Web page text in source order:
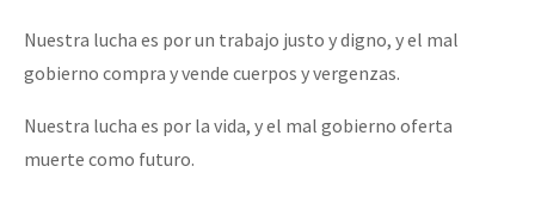
Nuestra lucha es por un trabajo justo y digno, y el mal
gobierno compra y vende cuerpos y vergenzas.
Nuestra lucha es por la vida, y el mal gobierno oferta
muerte como futuro.